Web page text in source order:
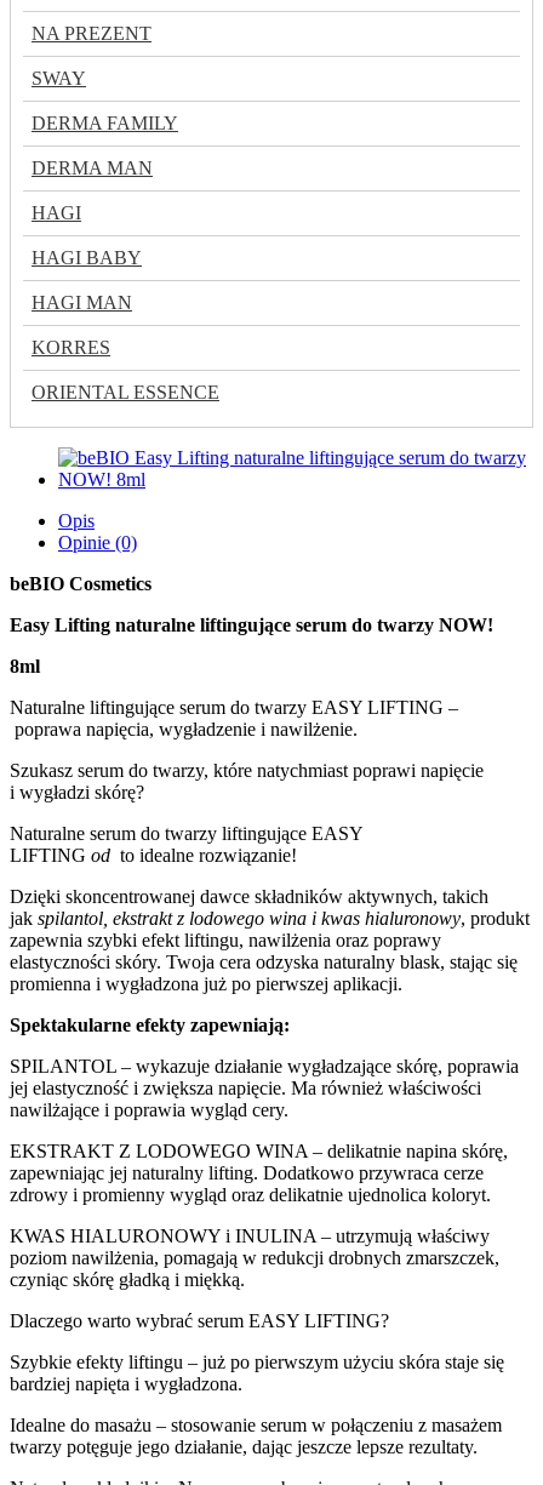
NA PREZENT
SWAY
DERMA FAMILY
DERMA MAN
HAGI
HAGI BABY
HAGI MAN
KORRES
ORIENTAL ESSENCE
Opis
Opinie (0)
beBIO Cosmetics
Easy Lifting naturalne liftingujące serum do twarzy NOW!
8ml
Naturalne liftingujące serum do twarzy EASY LIFTING –
poprawa napięcia, wygładzenie i nawilżenie.
Szukasz serum do twarzy, które natychmiast poprawi napięcie
i wygładzi skórę?
Naturalne serum do twarzy liftingujące EASY
LIFTING od to idealne rozwiązanie!
Dzięki skoncentrowanej dawce składników aktywnych, takich
jak spilantol, ekstrakt z lodowego wina i kwas hialuronowy, produkt
zapewnia szybki efekt liftingu, nawilżenia oraz poprawy
elastyczności skóry. Twoja cera odzyska naturalny blask, stając się
promienna i wygładzona już po pierwszej aplikacji.
Spektakularne efekty zapewniają:
SPILANTOL – wykazuje działanie wygładzające skórę, poprawia
jej elastyczność i zwiększa napięcie. Ma również właściwości
nawilżające i poprawia wygląd cery.
EKSTRAKT Z LODOWEGO WINA – delikatnie napina skórę,
zapewniając jej naturalny lifting. Dodatkowo przywraca cerze
zdrowy i promienny wygląd oraz delikatnie ujednolica koloryt.
KWAS HIALURONOWY i INULINA – utrzymują właściwy
poziom nawilżenia, pomagają w redukcji drobnych zmarszczek,
czyniąc skórę gładką i miękką.
Dlaczego warto wybrać serum EASY LIFTING?
Szybkie efekty liftingu – już po pierwszym użyciu skóra staje się
bardziej napięta i wygładzona.
Idealne do masażu – stosowanie serum w połączeniu z masażem
twarzy potęguje jego działanie, dając jeszcze lepsze rezultaty.